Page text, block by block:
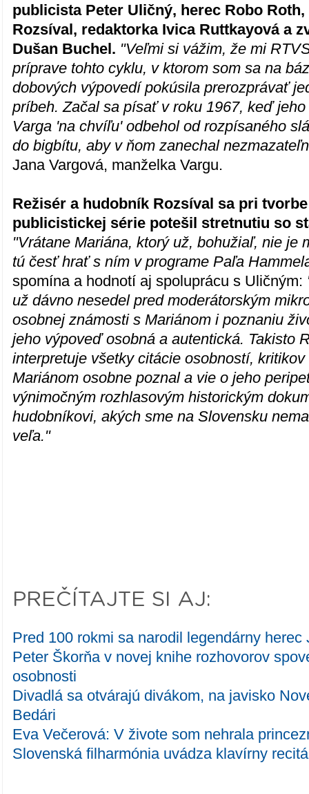
publicista Peter Uličný, herec Robo
Rozsíval, redaktorka Ivica Ruttkayová a
Dušan Buchel. "Veľmi si vážim, že mi
príprave tohto cyklu, v ktorom som sa na
dobových výpovedí pokúsila prerozprávať
príbeh. Začal sa písať v roku 1967, keď
Varga 'na chvíľu' odbehol od rozpísaného
do bigbítu, aby v ňom zanechal
Jana Vargová, manželka Vargu.
Režisér a hudobník Rozsíval sa pri
publicistickej série potešil stretnutiu so
"Vrátane Mariána, ktorý už, bohužiaľ, nie je
tú česť hrať s ním v programe Paľa
spomína a hodnotí aj spoluprácu s Uličným:
už dávno nesedel pred moderátorským
osobnej známosti s Mariánom i poznaniu
jeho výpoveď osobná a autentická. Takisto
interpretuje všetky citácie osobností,
Mariánom osobne poznal a vie o jeho
výnimočným rozhlasovým historickým
hudobníkovi, akých sme na Slovensku
veľa."
PREČÍTAJTE SI AJ:
Pred 100 rokmi sa narodil legendárny
Peter Škorňa v novej knihe rozhovorov
osobnosti
Divadlá sa otvárajú divákom, na javisko
Bedári
Eva Večerová: V živote som nehrala
Slovenská filharmónia uvádza klavírny